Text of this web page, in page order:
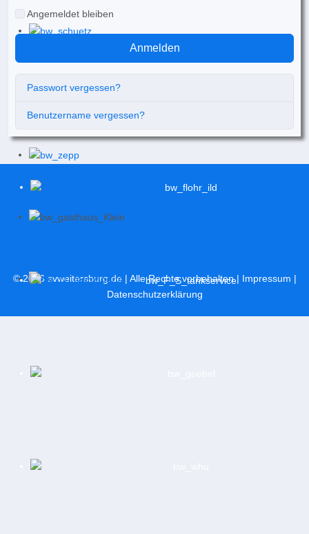
Angemeldet bleiben
Anmelden
Passwort vergessen?
Benutzername vergessen?
© 2026 svweitersburg.de| Alle Rechte vorbehalten | Impressum |
Datenschutzerklärung